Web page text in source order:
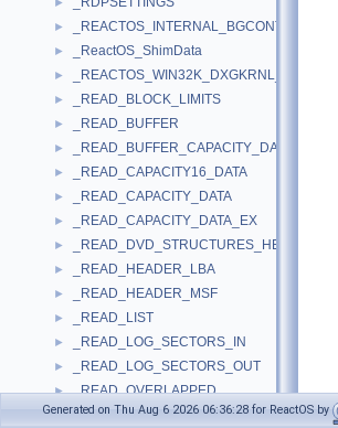
► _REACTOS_INTERNAL_BGCONTEXT
► _ReactOS_ShimData
►
► _READ_BLOCK_LIMITS
► _READ_BUFFER
► _READ_BUFFER_CAPACITY_DATA
► _READ_CAPACITY16_DATA
► _READ_CAPACITY_DATA
► _READ_CAPACITY_DATA_EX
► _READ_DVD_STRUCTURES_HEADER
► _READ_HEADER_LBA
► _READ_HEADER_MSF
► _READ_LIST
► _READ_LOG_SECTORS_IN
► _READ_LOG_SECTORS_OUT
► _READ_OVERLAPPED
► _READ_SESSION_INFO_USER_IN
Generated on Thu Aug 6 2026 06:36:28 for ReactOS by